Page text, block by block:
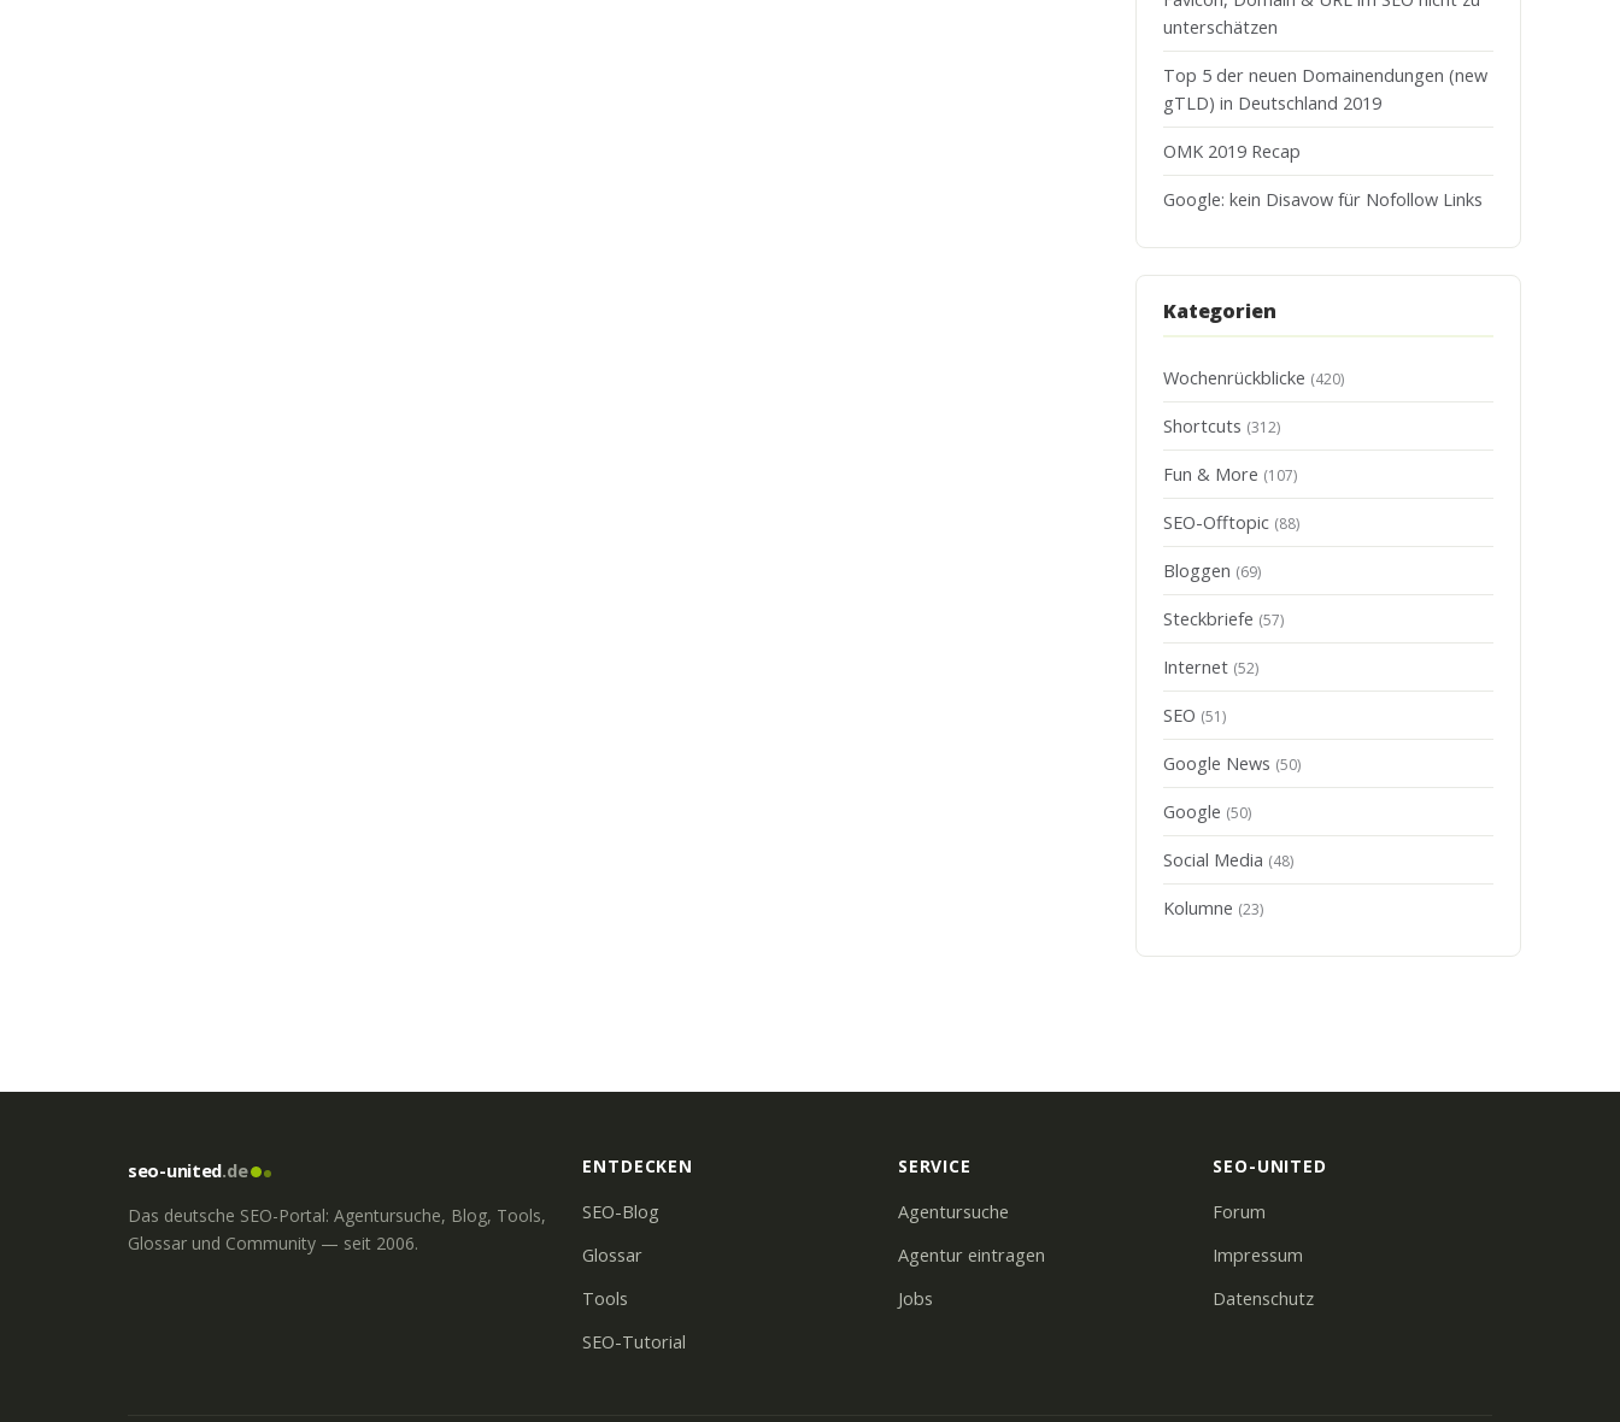
unterschätzen
Top 5 der neuen Domainendungen (new
gTLD) in Deutschland 2019
OMK 2019 Recap
Google: kein Disavow für Nofollow Links
Kategorien
Wochenrückblicke (420)
Shortcuts (312)
Fun & More (107)
SEO-Offtopic (88)
Bloggen (69)
Steckbriefe (57)
Internet (52)
SEO (51)
Google News (50)
Google (50)
Social Media (48)
Kolumne (23)
seo-united.de
Das deutsche SEO-Portal: Agentursuche, Blog, Tools,
Glossar und Community — seit 2006.
ENTDECKEN
SEO-Blog
Glossar
Tools
SEO-Tutorial
SERVICE
Agentursuche
Agentur eintragen
Jobs
SEO-UNITED
Forum
Impressum
Datenschutz